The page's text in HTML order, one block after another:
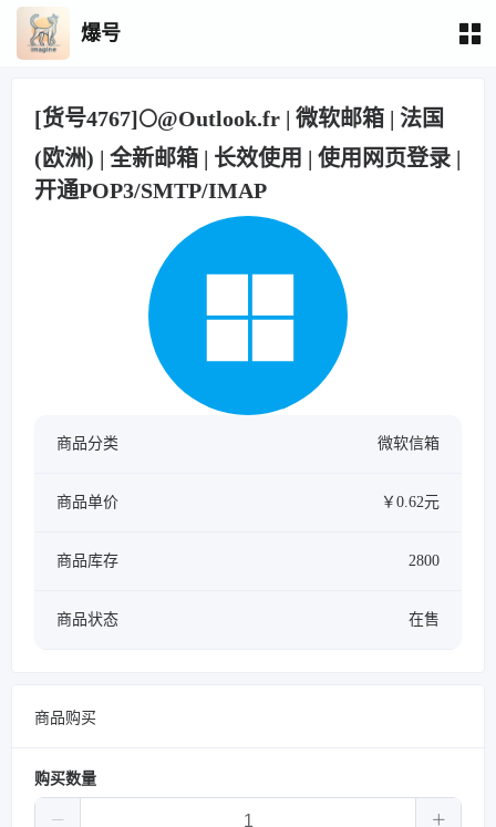
爆号
[货号4767]🌕@Outlook.fr | 微软邮箱 | 法国
(欧洲) | 全新邮箱 | 长效使用 | 使用网页登录 |
开通POP3/SMTP/IMAP
商品分类 微软信箱
商品单价 ￥0.62元
商品库存 2800
商品状态 在售
商品购买
购买数量